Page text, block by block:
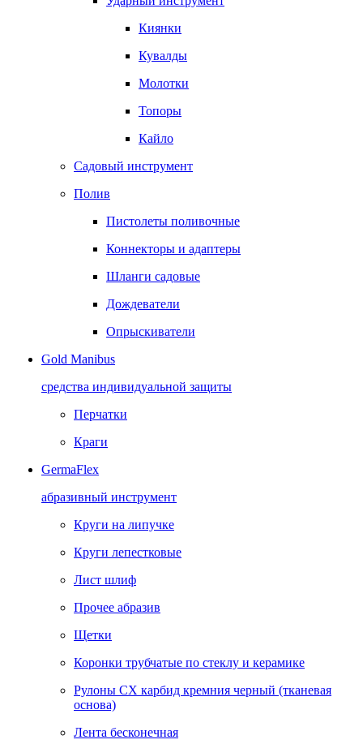
Киянки
Кувалды
Молотки
Топоры
Кайло
Садовый инструмент
Полив
Пистолеты поливочные
Коннекторы и адаптеры
Шланги садовые
Дождеватели
Опрыскиватели
Gold Manibus
средства индивидуальной защиты
Перчатки
Краги
GermaFlex
абразивный инструмент
Круги на липучке
Круги лепестковые
Лист шлиф
Прочее абразив
Щетки
Коронки трубчатые по стеклу и керамике
Рулоны CX карбид кремния черный (тканевая
основа)
Лента бесконечная